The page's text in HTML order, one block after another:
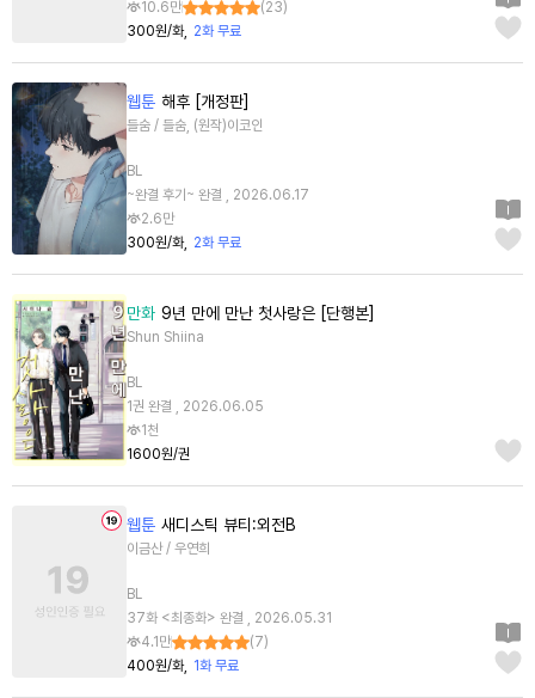
10.6만 (23)
300원/화
2화 무료
웹툰 해후 [개정판]
들숨 / 들숨, (원작)이코인
BL
~완결 후기~ 완결 , 2026.06.17
2.6만
300원/화
2화 무료
만화 9년 만에 만난 첫사랑은 [단행본]
Shun Shiina
BL
1권 완결 , 2026.06.05
1천
1600원/권
웹툰 새디스틱 뷰티:외전B
이금산 / 우연희
BL
37화 <최종화> 완결 , 2026.05.31
4.1만
(7)
400원/화
1화 무료